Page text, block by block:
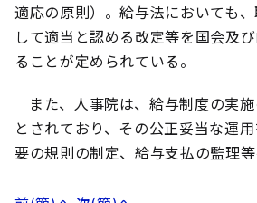
適応の原則）。給与法においても
して適当と認める改定等を国会及
ることが定められている。
また、人事院は、給与制度の実
とされており、その公正妥当な運
要の規則の制定、給与支払の監理等